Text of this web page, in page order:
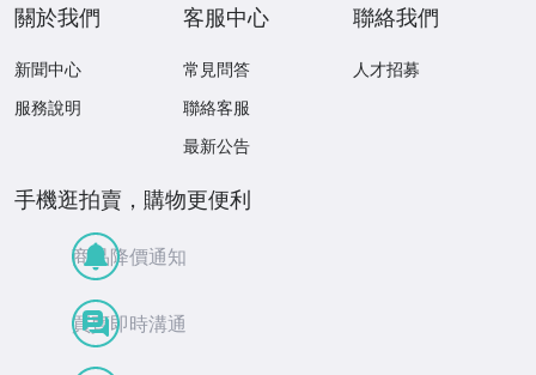
關於我們
新聞中心
服務說明
客服中心
常見問答
聯絡客服
最新公告
聯絡我們
人才招募
手機逛拍賣，購物更便利
商品降價通知
買賣即時溝通